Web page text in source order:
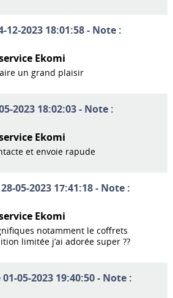
12-2023 18:01:58 - Note :
Ekomi
un grand plaisir
2023 18:02:03 - Note :
Ekomi
et envoie rapude
05-2023 17:41:18 - Note :
Ekomi
notamment le coffrets
limitée j’ai adorée super ??
05-2023 19:40:50 - Note :